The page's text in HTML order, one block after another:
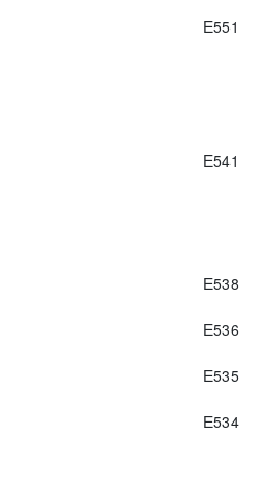
E551
E541
E538
E536
E535
E534